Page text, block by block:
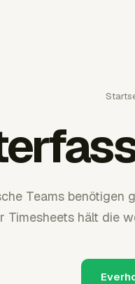
Teams benötigen
Timesheets hält die